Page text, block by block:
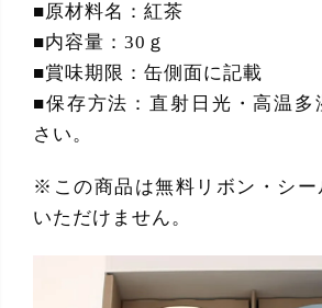
■原材料名：紅茶
■内容量：30ｇ
■賞味期限：缶側面に記載
■保存方法：直射日光・高温多
さい。
※この商品は無料リボン・シー
いただけません。